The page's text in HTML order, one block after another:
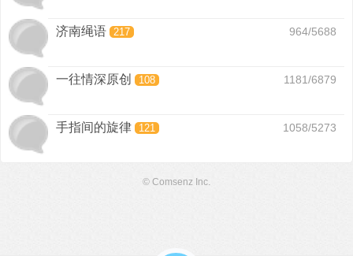
济南绳语 217 964/5688
一往情深原创 108 1181/6879
手指间的旋律 121 1058/5273
© Comsenz Inc.